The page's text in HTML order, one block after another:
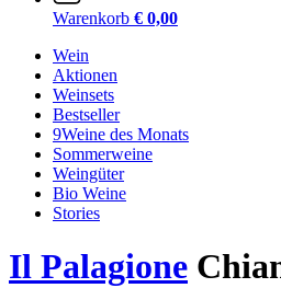
Warenkorb € 0,00
Wein
Aktionen
Weinsets
Bestseller
9Weine des Monats
Sommerweine
Weingüter
Bio Weine
Stories
Il Palagione